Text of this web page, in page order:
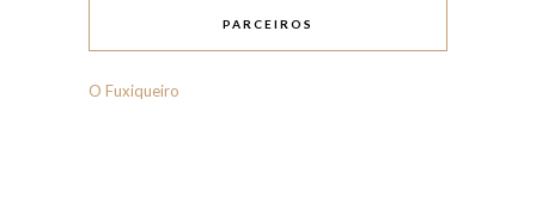
PARCEIROS
O Fuxiqueiro